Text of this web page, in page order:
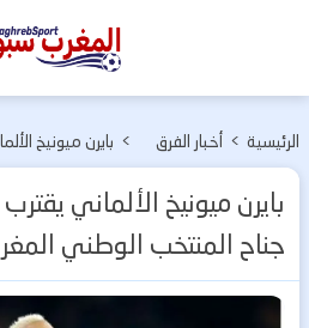
المغرب
الرئيسية > أخبار الفرق
> بايرن ميونيخ
بايرن ميونيخ الألماني
جناح المنتخب الوطني